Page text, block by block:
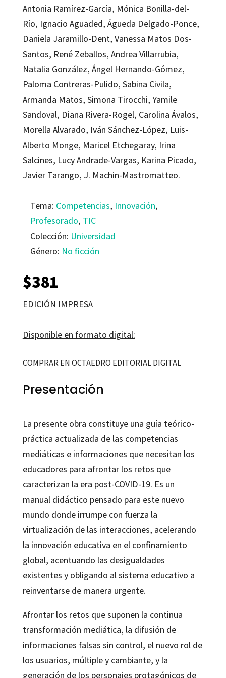
Antonia Ramírez-García, Mónica Bonilla-del-
Río, Ignacio Aguaded, Águeda Delgado-Ponce,
Daniela Jaramillo-Dent, Vanessa Matos Dos-
Santos, René Zeballos, Andrea Villarrubia,
Natalia González, Ángel Hernando-Gómez,
Paloma Contreras-Pulido, Sabina Civila,
Armanda Matos, Simona Tirocchi, Yamile
Sandoval, Diana Rivera-Rogel, Carolina Ávalos,
Morella Alvarado, Iván Sánchez-López, Luis-
Alberto Monge, Maricel Etchegaray, Irina
Salcines, Lucy Andrade-Vargas, Karina Picado,
Javier Tarango, J. Machin-Mastromatteo.
Tema: Competencias, Innovación,
Profesorado, TIC
Colección: Universidad
Género: No ficción
$381
EDICIÓN IMPRESA
Disponible en formato digital:
COMPRAR EN OCTAEDRO EDITORIAL DIGITAL
Presentación
La presente obra constituye una guía teórico-
práctica actualizada de las competencias
mediáticas e informaciones que necesitan los
educadores para afrontar los retos que
caracterizan la era post-COVID-19. Es un
manual didáctico pensado para este nuevo
mundo donde irrumpe con fuerza la
virtualización de las interacciones, acelerando
la innovación educativa en el confinamiento
global, acentuando las desigualdades
existentes y obligando al sistema educativo a
reinventarse de manera urgente.
Afrontar los retos que suponen la continua
transformación mediática, la difusión de
informaciones falsas sin control, el nuevo rol de
los usuarios, múltiple y cambiante, y la
generación de los personajes protagónicos de